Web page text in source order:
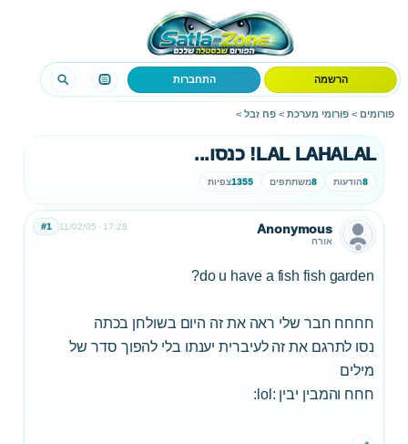
הרשמה התחברות
פורומים > פורומי מערכת > פח זבל >
LAL LAHALAL! כנסו...
8הודעות 8משתתפים 1355צפיות
Anonymous
אורח
11/02/05 17:28
#1
do u have a fish fish garden?
חחחח חבר שלי ראה את זה היום בשולחן בכתה
נסו לתרגם את זה לעיברית יענתו בלי להפוך סדר של
מילים
חחח והמבין יבין :lol: